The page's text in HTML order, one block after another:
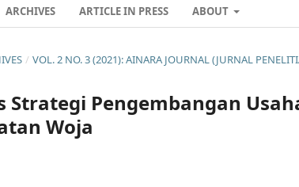
ARCHIVES ARTICLE IN PRESS ABOUT
/ VOL. 2 NO. 3 (2021): AINARA JOURNAL (JURNAL
Strategi Pengembangan
Woja